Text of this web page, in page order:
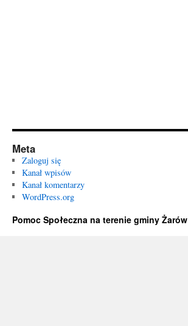
Meta
Zaloguj się
Kanał wpisów
Kanał komentarzy
WordPress.org
Pomoc Społeczna na terenie gminy Żarów